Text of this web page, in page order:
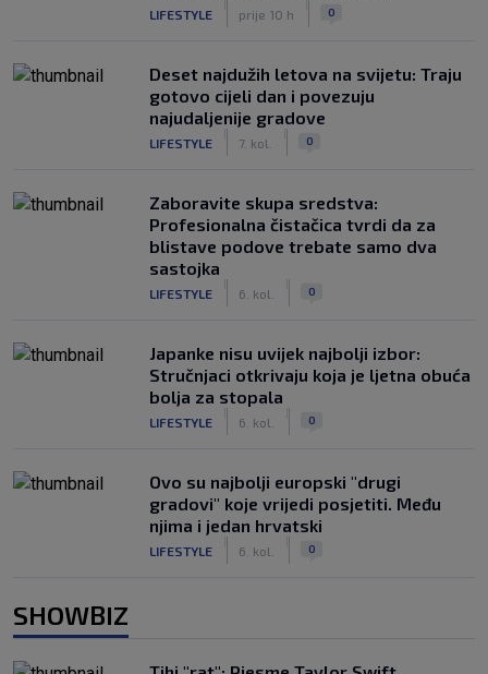
LIFESTYLE prije 10 h 0
Deset najdužih letova na svijetu: Traju
gotovo cijeli dan i povezuju
najudaljenije gradove
LIFESTYLE 7. kol. 0
Zaboravite skupa sredstva:
Profesionalna čistačica tvrdi da za
blistave podove trebate samo dva
sastojka
LIFESTYLE 6. kol. 0
Japanke nisu uvijek najbolji izbor:
Stručnjaci otkrivaju koja je ljetna obuća
bolja za stopala
LIFESTYLE 6. kol. 0
Ovo su najbolji europski "drugi
gradovi" koje vrijedi posjetiti. Među
njima i jedan hrvatski
LIFESTYLE 6. kol. 0
SHOWBIZ